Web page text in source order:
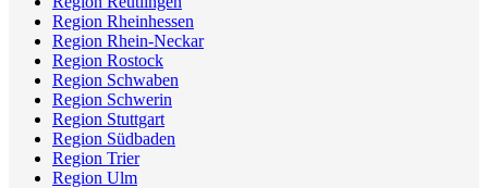
Region Rheinhessen
Region Rhein-Neckar
Region Rostock
Region Schwaben
Region Schwerin
Region Stuttgart
Region Südbaden
Region Trier
Region Ulm